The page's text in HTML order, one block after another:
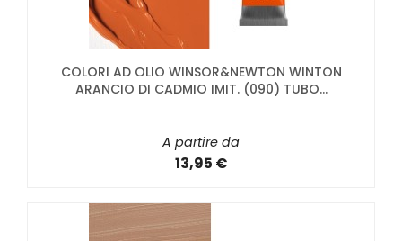
COLORI AD OLIO WINSOR&NEWTON WINTON
ARANCIO DI CADMIO IMIT. (090) TUBO...
A partire da
13,95 €